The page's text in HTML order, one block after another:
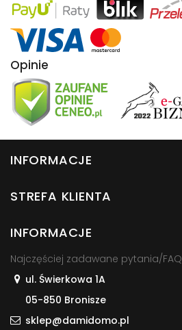
Opinie
INFORMACJE
STREFA KLIENTA
INFORMACJE
Najczęściej zadawane pytania/FAQ
ul. Świerkowa 1A
05-850 Bronisze
sklep@damidomo.pl